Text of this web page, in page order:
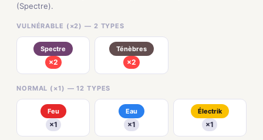
(Spectre).
VULNÉRABLE (×2) — 2 TYPES
Spectre
×2
Ténèbres
×2
NORMAL (×1) — 12 TYPES
Feu
×1
Eau
×1
Électrik
×1